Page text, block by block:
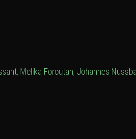
, Melika Foroutan, Johannes